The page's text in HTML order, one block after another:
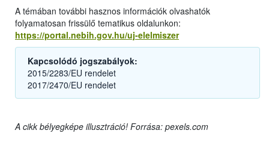
A témában további hasznos információk olvashatók
folyamatosan frissülő tematikus oldalunkon:
https://portal.nebih.gov.hu/uj-elelmiszer
Kapcsolódó jogszabályok:
2015/2283/EU rendelet
2017/2470/EU rendelet
A cikk bélyegképe illusztráció! Forrása: pexels.com